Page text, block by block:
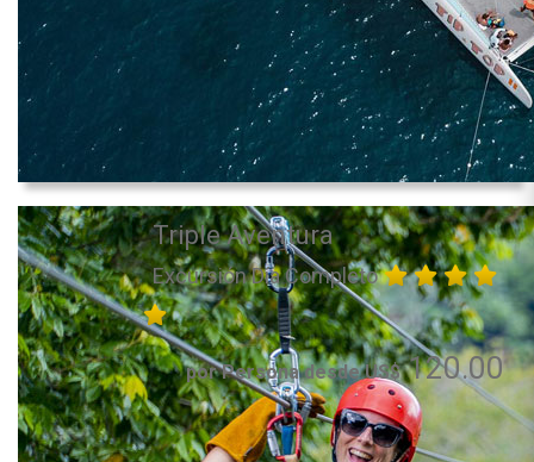
Triple Aventura
Excursión Día Completo
por Persona desde US$120.00